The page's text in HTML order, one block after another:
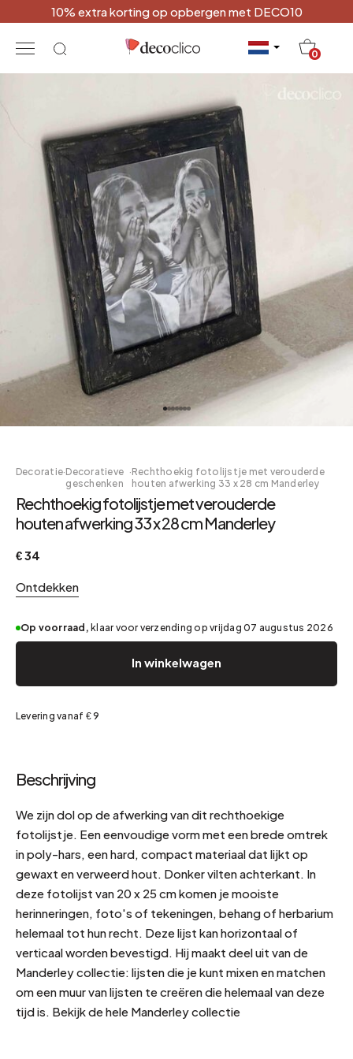
10% extra korting op opbergen met DECO10
0
Decoratie·Decoratieve
geschenken
·Rechthoekig fotolijstje met verouderde
houten afwerking 33 x 28 cm Manderley
Rechthoekig fotolijstje met verouderde
houten afwerking 33 x 28 cm Manderley
€ 34
Ontdekken
Op voorraad, klaar voor verzending op vrijdag 07 augustus 2026
In winkelwagen
Levering vanaf € 9
Beschrijving
We zijn dol op de afwerking van dit rechthoekige
fotolijstje. Een eenvoudige vorm met een brede omtrek
in poly-hars, een hard, compact materiaal dat lijkt op
gewaxt en verweerd hout. Donker vilten achterkant. In
deze fotolijst van 20 x 25 cm komen je mooiste
herinneringen, foto's of tekeningen, behang of herbarium
helemaal tot hun recht. Deze lijst kan horizontaal of
verticaal worden bevestigd. Hij maakt deel uit van de
Manderley collectie: lijsten die je kunt mixen en matchen
om een muur van lijsten te creëren die helemaal van deze
tijd is. Bekijk de hele Manderley collectie